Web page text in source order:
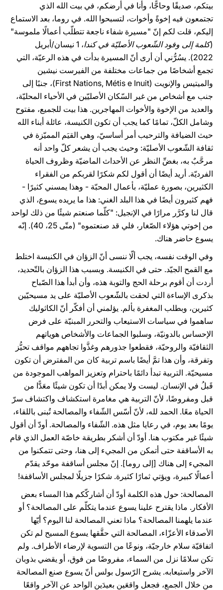
بيتكم، صديقًا وحاجًّا، وأنا في أرضكم، في بيت الله الذي
تجتمعون فيه إخوةً وأخوات، لتسبحوا الله. في روما، بعد الاستماع
إليكم، قلت لكم إنّ "مسيرة شفاء ناجعة تتطلّب أعمالًا ملموسة"
(كلمة إلى وفود الشّعوب الأصليّة في كندا
، 1 نيسان/أبريل
2022). يسُرُّني أن أرى أنّ المسيرة بدأت في هذه الرعيّة، التي
تجمع أشخاصًا من جماعات مختلفة من الفيرست نيشين
والميتيس والإنويت (First Nations, Métis e Inuit)، جنبًا إلى
جنب مع أشخاص من غير السّكان الأصليّين في الأحياء المحليّة،
والعديد من الإخوة والأخوات المهاجرين. هذا بيت للجميع، مفتوح
وشامل الكلّ، تمامًا كما يجب أن تكون الكنيسة، عائلة أبناء الله
حيث الضيافة والترحيب أمر أساسيّ، وهي القيَم المميّزة في
ثقافة الشّعوب الأصليّة: وحيث يجب أن يشعر كلّ واحد أنه
مرحَّبٌ به، بغضِّ النظر عن الأحداث الماضيّة وظروف الحياة
الفرديّة. أريد أيضًا أن أقول لكم شكرًا لقربكم من الفقراء
الكثيرين، بصورة عمليّة، بأعمال المحبّة - وهذا يمسني كثيرًا -
فهم كثيرون أيضًا في هذا البلد الغني: هذا ما يريده يسوع، الذي
قال لنا وكرَّر مرارًا في الإنجيل: "كلّما صنعتم شيئًا من ذلك لواحد
من إخوتي هؤلاء الصّغار، فلي قد صنعتموه" (متّى 25، 40). إنّه
يسوع حاضر هناك.
وفي الوقت نفسه، يجب ألّا ننسى أنّ الزؤان في الكنيسة اختلط
مع القمح الجيّد. حتى في الكنيسة. وبسبب هذا الزؤان بالتّحديد،
أردت أن أقوم برحلة الحج والتوبة هذه، وأن أبدأ هذا الصّباح
بذكرى الإساءة التي لحقت بالشّعوب الأصليّة على يد مسيحيّين
كثيرين، وبطلب المغفرة بألم. يؤلمني أن أفكّر أنّ الكاثوليك
ساهموا في سياسات الاستيعاب والتحرر المبنيّة على فرض
الإحساس بالدونيّة، وسلبوا الجماعات والأشخاص هوياتهم
الثقافيّة والروحيّة، فقطعوا جذورهم وغذَّوا تجاههم مواقف تحيُّز
وتفرقة، وأن هذا تمَّ أيضًا باسم تربية كان من المفترض أن تكون
مسيحيّة. التربية تبدأ دائمًا باحترام وتعزيز المواهب الموجودة من
قَبلُ في الإنسان. ليست ولا يمكن أبدًا أن تكون شيئًا معَدًّا من
قبل ومفروضًا، لأنّ التربية هي مغامرة استكشاف واكتشاف سرّ
الحياة معًا. الحمد لله، لأنّ أسّس الشّفاء والمصالحة تُبنى باللقاء،
يومًا بعد يوم، في رعايا مثل هذه. الشّفاء والمصالحة. أودّ أن أقول
شيئًا غير مكتوب هنا. أودّ أن أشكر بطريقة خاصّة العمل الذي قام
به الأساقفة حتى أتمكن من المجيء إلى هنا، وحتى تتمكنوا من
المجيء إلى هناك [إلى روما]. إنّ مجلس أساقفة موحّد يقدّم
أعمالًا كبيرة، ويؤتي ثمارًا كثيرة. شكرًا جزيلًا لمجلس الأساقفة!
المصالحة: حول هذه الكلمة أودّ أن أشاركّكم هذا المساء بعض
الأفكار. ماذا يقترح علينا يسوع عندما يتكلّم على المصالحة؟ أو
عندما يلهمنا المصالحة؟ ماذا تعني المصالحة لنا اليوم؟ أيّها
الأصدقاء الأعزّاء، المصالحة التي حقَّقها يسوع المسيح لم تكن
اتفاقيّة سلام خارجيّة، ونوعًا من التسوية لإرضاء الأطراف. ولم
تكن سلامًا نزل من السماء، مفروضًا من فوق، أو يقضي بذوبان
الآخر واستيعابه. يشرح الرّسول بولس أنّ يسوع صنع المصالحة
من خلال الجمع، فجعل واقعَين بعيدَين الواحد عن الآخر واقعًا